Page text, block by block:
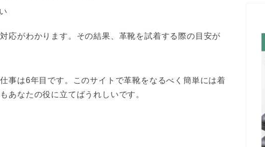
応がわかります。その結果、 革靴を試着する際の目安が
事は6年目です。このサイトで革靴をなるべく簡単には着
あなたの役に立てばうれしいです。